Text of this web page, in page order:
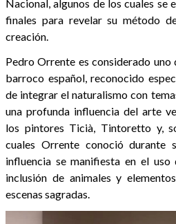
Nacional, algunos de los cuales se
finales para revelar su método
creación.
Pedro Orrente es considerado
barroco español, reconocido
de integrar el naturalismo con
una profunda influencia del arte
los pintores Ticià, Tintoretto y,
cuales Orrente conoció durante
influencia se manifiesta en el
inclusión de animales y
escenas sagradas.